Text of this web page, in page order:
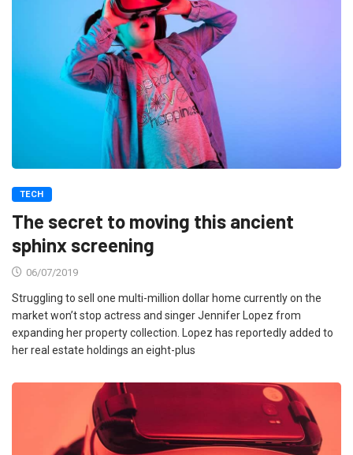
TECH
The secret to moving this ancient
sphinx screening
06/07/2019
Struggling to sell one multi-million dollar home currently on the
market won’t stop actress and singer Jennifer Lopez from
expanding her property collection. Lopez has reportedly added to
her real estate holdings an eight-plus